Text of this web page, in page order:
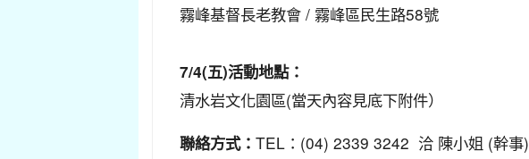
霧峰基督長老教會 / 霧峰區民生路58號
7/4(五)活動地點：
清水岩文化園區(當天內容見底下附件）
聯絡方式： TEL：(04) 2339 3242 洽 陳小姐 (幹事)